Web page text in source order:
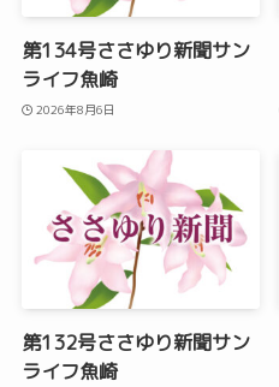
第134号ささゆり新聞サン
ライフ魚崎
2026年8月6日
第132号ささゆり新聞サン
ライフ魚崎